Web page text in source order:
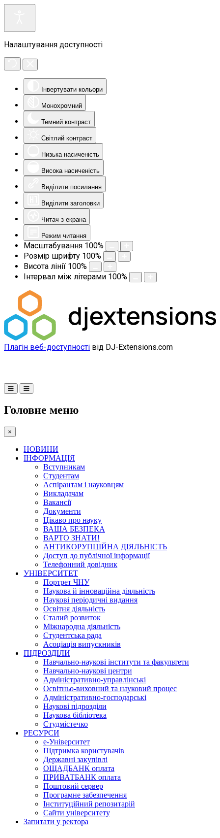
Налаштування доступності
Інвертувати кольори
Монохромний
Темний контраст
Світлий контраст
Низька насиченість
Висока насиченість
Виділити посилання
Виділити заголовки
Читач з екрана
Режим читання
Масштабування 100%
Розмір шрифту 100%
Висота лінії 100%
Інтервал між літерами 100%
Плагін веб-доступності від DJ-Extensions.com
Головне меню
×
НОВИНИ
ІНФОРМАЦІЯ
Вступникам
Студентам
Аспірантам і науковцям
Викладачам
Вакансії
Документи
Цікаво про науку
ВАША БЕЗПЕКА
ВАРТО ЗНАТИ!
АНТИКОРУПЦІЙНА ДІЯЛЬНІСТЬ
Доступ до публічної інформації
Телефонний довідник
УНІВЕРСИТЕТ
Портрет ЧНУ
Наукова й інноваційна діяльність
Наукові періодичні видання
Освітня діяльність
Сталий розвиток
Міжнародна діяльність
Студентська рада
Асоціація випускників
ПІДРОЗДІЛИ
Навчально-наукові інститути та факультети
Навчально-наукові центри
Адміністративно-управлінські
Освітньо-виховний та науковий процес
Адміністративно-господарські
Наукові підрозділи
Наукова бібліотека
Студмістечко
РЕСУРСИ
е-Університет
Підтримка користувачів
Державні закупівлі
ОЩАДБАНК оплата
ПРИВАТБАНК оплата
Поштовий сервер
Програмне забезпечення
Інституційний репозитарій
Сайти університету
Запитати у ректора